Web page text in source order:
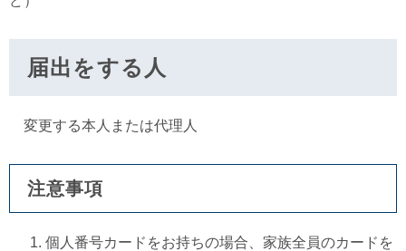
届出をする人
変更する本人または代理人
注意事項
個人番号カードをお持ちの場合、家族全員のカードを